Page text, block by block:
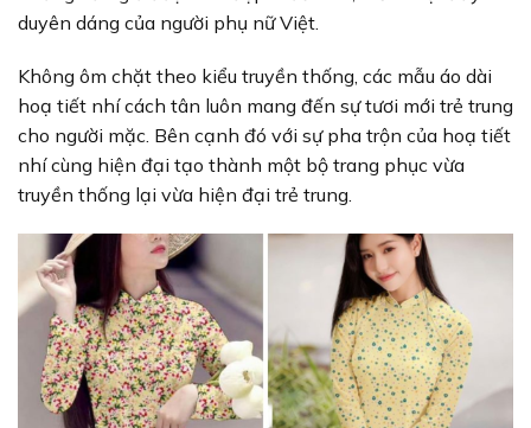
duyên dáng của người phụ nữ Việt.
Không ôm chặt theo kiểu truyền thống, các mẫu áo dài
hoạ tiết nhí cách tân luôn mang đến sự tươi mới trẻ trung
cho người mặc. Bên cạnh đó với sự pha trộn của hoạ tiết
nhí cùng hiện đại tạo thành một bộ trang phục vừa
truyền thống lại vừa hiện đại trẻ trung.